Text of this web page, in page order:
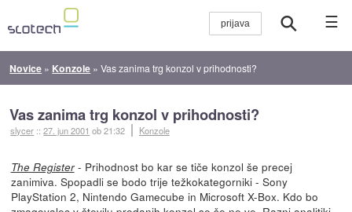
☰
Novice » Konzole »Vas zanima trg konzol v prihodnosti?
Vas zanima trg konzol v prihodnosti?
slycer ::27. jun 2001 ob 21:32 Konzole
The Register- Prihodnost bo kar se tiče konzol še precej
zanimiva. Spopadli se bodo trije težkokategorniki - Sony
PlayStation 2, Nintendo Gamecube in Microsoft X-Box. Kdo bo